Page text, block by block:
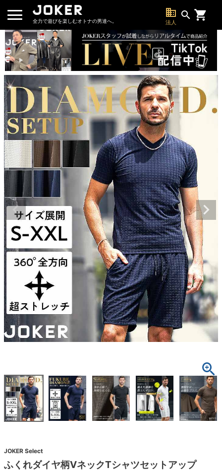
全力で遊びを楽しむオトナの男達へ。
business
法人
search
JOKER Select
ふくれダイヤ柄VネックTシャツセットアップ